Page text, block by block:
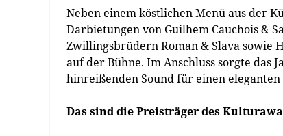
Neben einem köstlichen Menü aus der
Darbietungen von Guilhem Cauchois &
Zwillingsbrüdern Roman & Slava sowie
auf der Bühne. Im Anschluss sorgte
hinreißenden Sound für einen
Das sind die Preisträger des